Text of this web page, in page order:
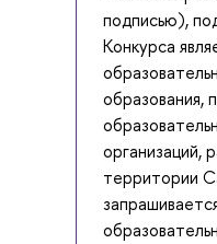
подписью),
Конкурса
образования,
организаций,
территории